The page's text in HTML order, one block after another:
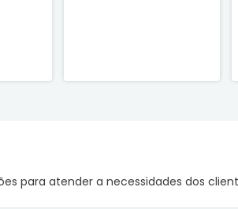
para atender a necessidades dos